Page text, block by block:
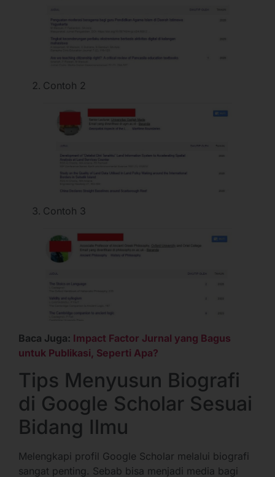
Contoh 2
Contoh 3
Baca Juga: Impact Factor Jurnal yang Bagus
untuk Publikasi, Seperti Apa?
Tips Menyusun Biografi
di Google Scholar Sesuai
Bidang Ilmu
Melengkapi profil Google Scholar melalui biografi
sangat penting. Sebab bisa menjadi media bagi